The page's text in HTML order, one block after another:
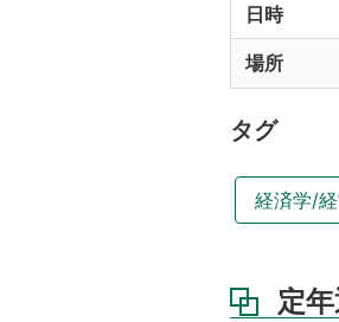
日時
場所
タグ
経済学/
定